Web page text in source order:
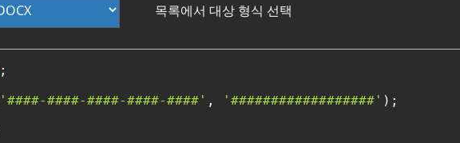
목록에서 대상 형식 선택
;
'####-####-####-####-####' , '##################' );